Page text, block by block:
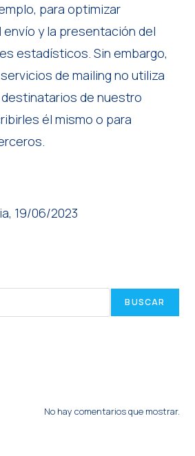
para optimizar
y la presentación del
estadísticos. Sin embargo,
de mailing no utiliza
de nuestro
él mismo o para
19/06/2023
BUSCAR
No hay comentarios que mostrar.